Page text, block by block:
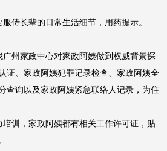
侍长辈的日常生活细节，用药提示。
广州家政中心对家政阿姨做到权威背景探
证、家政阿姨犯罪记录检查、家政阿姨全
查询以及家政阿姨紧急联络人记录，为住
训，家政阿姨都有相关工作许可证，贴